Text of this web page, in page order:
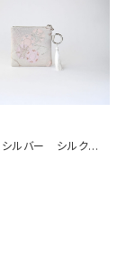
ルバー シルク帯リ
グチャーム型スクエ
イクポーチ 旅